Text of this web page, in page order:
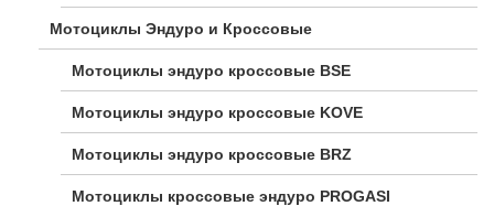
Мотоциклы Эндуро и Кроссовые
Мотоциклы эндуро кроссовые BSE
Мотоциклы эндуро кроссовые KOVE
Мотоциклы эндуро кроссовые BRZ
Мотоциклы кроссовые эндуро PROGASI